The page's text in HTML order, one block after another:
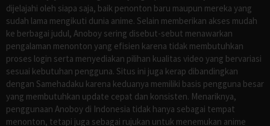
dijelajahi oleh siapa saja, baik penonton baru maupun mereka yang
sudah lama mengikuti dunia anime. Selain memberikan akses mudah
ke berbagai judul, Anoboy sering disebut-sebut menawarkan
pengalaman menonton yang efisien karena tidak membutuhkan
proses login serta menyediakan pilihan kualitas video yang bervariasi
sesuai kebutuhan pengguna. Situs ini juga kerap dibandingkan
dengan Samehadaku karena keduanya memiliki basis pengguna besar
yang membutuhkan update cepat dan konsisten. Menariknya,
penggunaan Anoboy di Indonesia tidak hanya sebagai tempat
menonton, tetapi juga sebagai rujukan untuk menemukan anime